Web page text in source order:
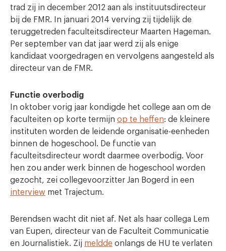
trad zij in december 2012 aan als instituutsdirecteur
bij de FMR. In januari 2014 verving zij tijdelijk de
teruggetreden faculteitsdirecteur Maarten Hageman.
Per september van dat jaar werd zij als enige
kandidaat voorgedragen en vervolgens aangesteld als
directeur van de FMR.
Functie overbodig
In oktober vorig jaar kondigde het college aan om de
faculteiten op korte termijn op te heffen: de kleinere
instituten worden de leidende organisatie-eenheden
binnen de hogeschool. De functie van
faculteitsdirecteur wordt daarmee overbodig. Voor
hen zou ander werk binnen de hogeschool worden
gezocht, zei collegevoorzitter Jan Bogerd in een
interview met Trajectum.
Berendsen wacht dit niet af. Net als haar collega Lem
van Eupen, directeur van de Faculteit Communicatie
en Journalistiek. Zij meldde onlangs de HU te verlaten